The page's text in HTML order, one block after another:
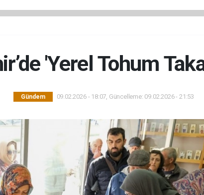
'Yerel Tohum
Gündem 09.02.2026 - 18:07, Güncelleme: 09.02.2026 - 21:53